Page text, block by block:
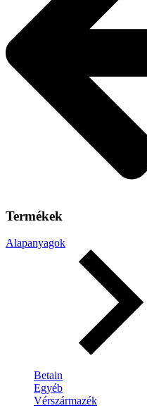
Termékek
Alapanyagok
Betain
Egyéb
Vérszármazék